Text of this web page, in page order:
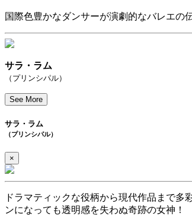
国際色豊かなダンサーが演劇的なバレエの
サラ・ラム
（プリンシパル）
See More
サラ・ラム
（プリンシパル）
×
ドラマティックな役柄から現代作品まで
ンになっても透明感を失わぬ奇跡の女神！